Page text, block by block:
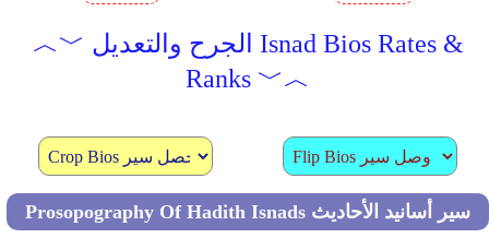
︿﹀ الجرح والتعديل Isnad Bios Rates &
Ranks ﹀︿
Prosopography Of Hadith Isnads سير أسانيد الأحاديث